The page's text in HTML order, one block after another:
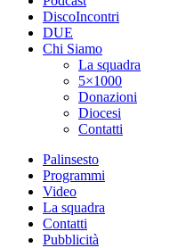
DiscoIncontri
DUE
Chi Siamo
La squadra
5×1000
Donazioni
Diocesi
Contatti
Palinsesto
Programmi
Video
La squadra
Contatti
Pubblicità